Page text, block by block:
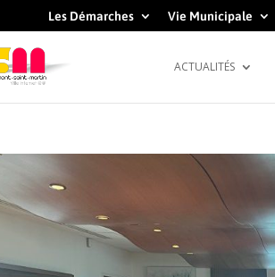
Les Démarches Vie Municipale
ACTUALITÉS